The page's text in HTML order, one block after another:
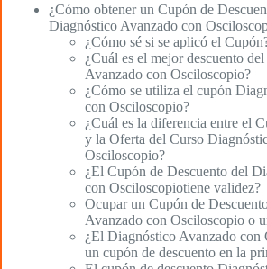
¿Cómo obtener un Cupón de
Diagnóstico Avanzado con
¿Cómo sé si se aplicó el
¿Cuál es el mejor descuento
Avanzado con Osciloscopio?
¿Cómo se utiliza el cupón
con Osciloscopio?
¿Cuál es la diferencia entre el
y la Oferta del Curso
Osciloscopio?
¿El Cupón de Descuento del
con Osciloscopiotiene validez?
Ocupar un Cupón de
Avanzado con Osciloscopio o
¿El Diagnóstico Avanzado con
un cupón de descuento en la